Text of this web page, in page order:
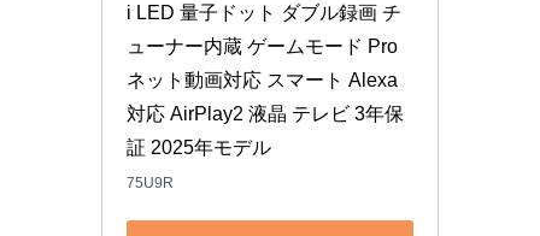
i LED 量子ドット ダブル録画 チ
ューナー内蔵 ゲームモード Pro
ネット動画対応 スマート Alexa
対応 AirPlay2 液晶 テレビ 3年保
証 2025年モデル
75U9R